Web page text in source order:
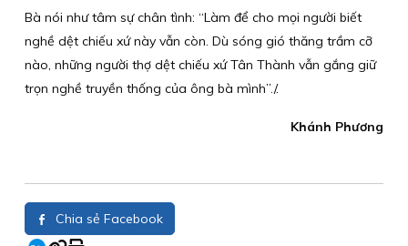
Bà nói như tâm sự chân tình: “Làm để cho mọi người biết
nghề dệt chiếu xứ này vẫn còn. Dù sóng gió thăng trầm cỡ
nào, những người thợ dệt chiếu xứ Tân Thành vẫn gắng giữ
trọn nghề truyền thống của ông bà mình”./.
Khánh Phương
Chia sẻ Facebook